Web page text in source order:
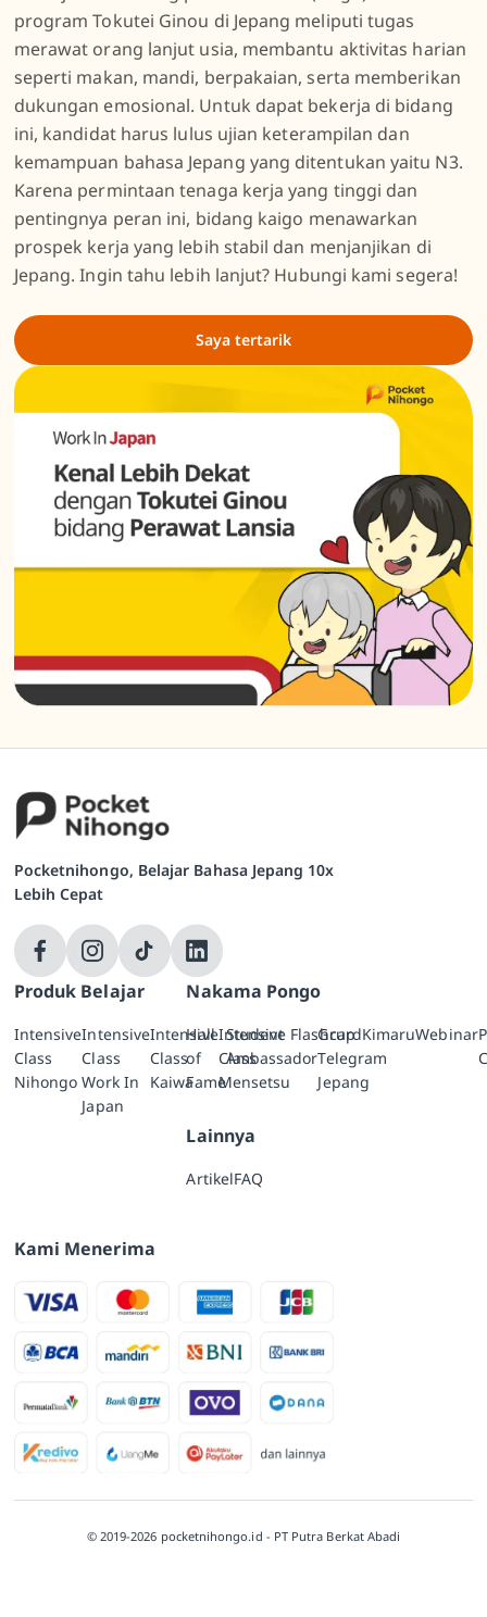
program Tokutei Ginou di Jepang meliputi tugas
merawat orang lanjut usia, membantu aktivitas harian
seperti makan, mandi, berpakaian, serta memberikan
dukungan emosional. Untuk dapat bekerja di bidang
ini, kandidat harus lulus ujian keterampilan dan
kemampuan bahasa Jepang yang ditentukan yaitu N3.
Karena permintaan tenaga kerja yang tinggi dan
pentingnya peran ini, bidang kaigo menawarkan
prospek kerja yang lebih stabil dan menjanjikan di
Jepang. Ingin tahu lebih lanjut? Hubungi kami segera!
Saya tertarik
Pocketnihongo, Belajar Bahasa Jepang 10x
Lebih Cepat
Produk Belajar
Intensive
Class
Nihongo
Intensive
Class
Work In
Japan
Intensive
Class
Kaiwa
Intensive
Class
Mensetsu
FlashcardKimaruWebinar
Nakama Pongo
Hall
of
Fame
Student
Ambassador
Grup
Telegram
Jepang
Lainnya
ArtikelFAQ
Kami Menerima
© 2019-2026 pocketnihongo.id - PT Putra Berkat Abadi